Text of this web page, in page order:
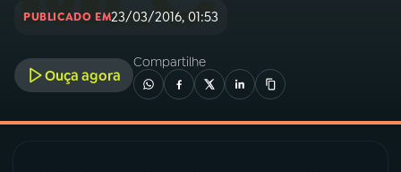
INÍCIO
A RÁDIO
03PROGRAMAÇÃO
PUBLICADO EM23/03/2016, 01:53
Ouça agora
Compartilhe